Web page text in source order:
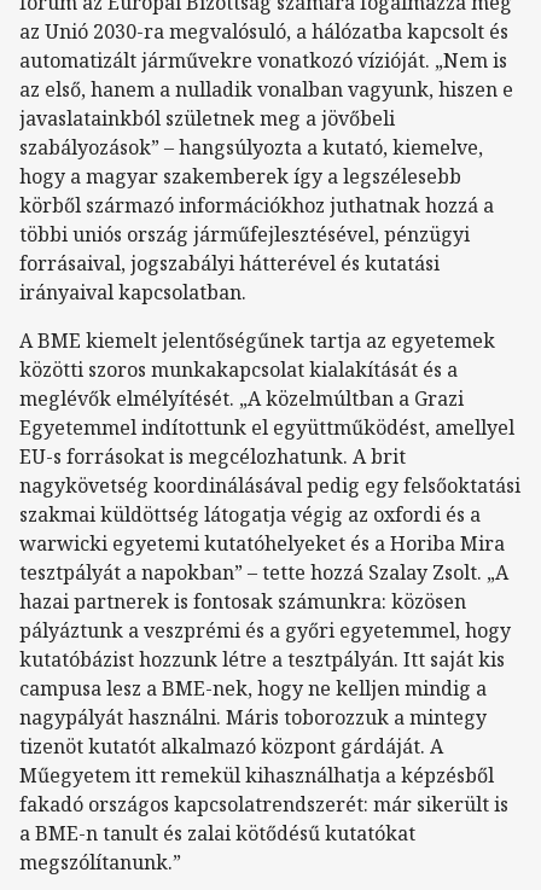
az Unió 2030-ra megvalósuló, a hálózatba kapcsolt és
automatizált járművekre vonatkozó vízióját. „Nem is
az első, hanem a nulladik vonalban vagyunk, hiszen e
javaslatainkból születnek meg a jövőbeli
szabályozások” – hangsúlyozta a kutató, kiemelve,
hogy a magyar szakemberek így a legszélesebb
körből származó információkhoz juthatnak hozzá a
többi uniós ország járműfejlesztésével, pénzügyi
forrásaival, jogszabályi hátterével és kutatási
irányaival kapcsolatban.
A BME kiemelt jelentőségűnek tartja az egyetemek
közötti szoros munkakapcsolat kialakítását és a
meglévők elmélyítését. „A közelmúltban a Grazi
Egyetemmel indítottunk el együttműködést, amellyel
EU-s forrásokat is megcélozhatunk. A brit
nagykövetség koordinálásával pedig egy felsőoktatási
szakmai küldöttség látogatja végig az oxfordi és a
warwicki egyetemi kutatóhelyeket és a Horiba Mira
tesztpályát a napokban” – tette hozzá Szalay Zsolt. „A
hazai partnerek is fontosak számunkra: közösen
pályáztunk a veszprémi és a győri egyetemmel, hogy
kutatóbázist hozzunk létre a tesztpályán. Itt saját kis
campusa lesz a BME-nek, hogy ne kelljen mindig a
nagypályát használni. Máris toborozzuk a mintegy
tizenöt kutatót alkalmazó központ gárdáját. A
Műegyetem itt remekül kihasználhatja a képzésből
fakadó országos kapcsolatrendszerét: már sikerült is
a BME-n tanult és zalai kötődésű kutatókat
megszólítanunk.”